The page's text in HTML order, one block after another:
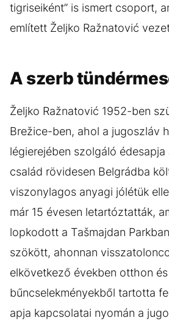
tigriseiként” is ismert csoport,
említett Željko Ražnatović
A szerb
Željko Ražnatović 1952-ben
Brežice-ben, ahol a jugoszláv
légierejében szolgáló
család rövidesen Belgrádba
viszonylagos anyagi jólétük
már 15 évesen letartóztatták,
lopkodott a Tašmajdan
szökött, ahonnan
elkövetkező években otthon
bűncselekményekből tartotta
apja kapcsolatai nyomán a